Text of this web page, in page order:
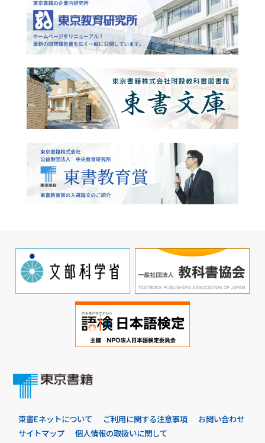
東書Eネットについて ご利用に関する注意事項
お問い合わせ
サイトマップ
個人情報の取扱いに関して